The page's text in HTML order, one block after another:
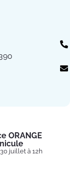
ORANGE
juillet à 12h